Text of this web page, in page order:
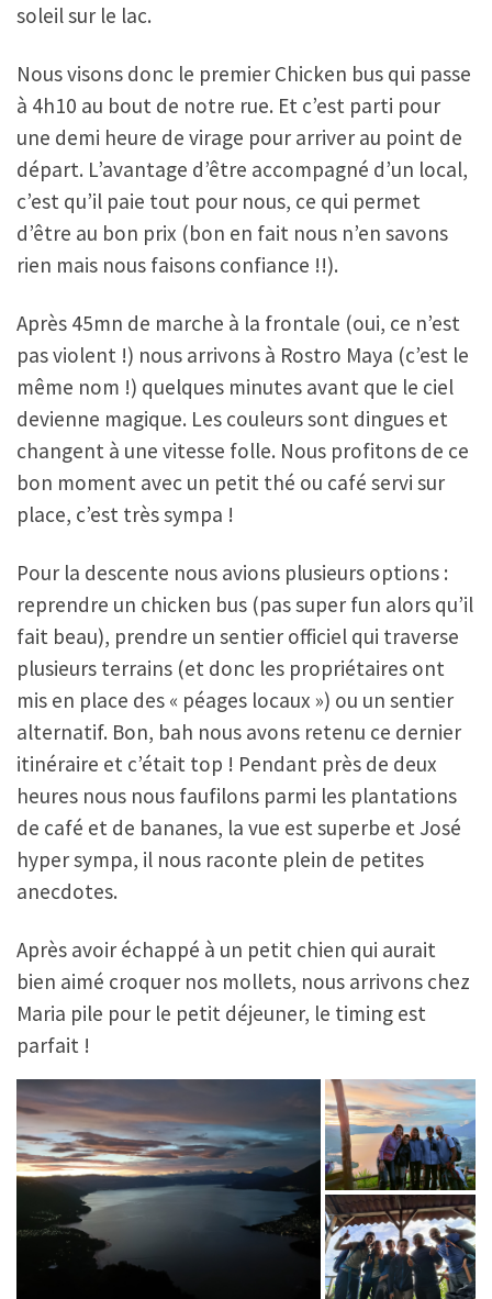
soleil sur le lac.
Nous visons donc le premier Chicken bus qui passe
à 4h10 au bout de notre rue. Et c’est parti pour
une demi heure de virage pour arriver au point de
départ. L’avantage d’être accompagné d’un local,
c’est qu’il paie tout pour nous, ce qui permet
d’être au bon prix (bon en fait nous n’en savons
rien mais nous faisons confiance !!).
Après 45mn de marche à la frontale (oui, ce n’est
pas violent !) nous arrivons à Rostro Maya (c’est le
même nom !) quelques minutes avant que le ciel
devienne magique. Les couleurs sont dingues et
changent à une vitesse folle. Nous profitons de ce
bon moment avec un petit thé ou café servi sur
place, c’est très sympa !
Pour la descente nous avions plusieurs options :
reprendre un chicken bus (pas super fun alors qu’il
fait beau), prendre un sentier officiel qui traverse
plusieurs terrains (et donc les propriétaires ont
mis en place des « péages locaux ») ou un sentier
alternatif. Bon, bah nous avons retenu ce dernier
itinéraire et c’était top ! Pendant près de deux
heures nous nous faufilons parmi les plantations
de café et de bananes, la vue est superbe et José
hyper sympa, il nous raconte plein de petites
anecdotes.
Après avoir échappé à un petit chien qui aurait
bien aimé croquer nos mollets, nous arrivons chez
Maria pile pour le petit déjeuner, le timing est
parfait !